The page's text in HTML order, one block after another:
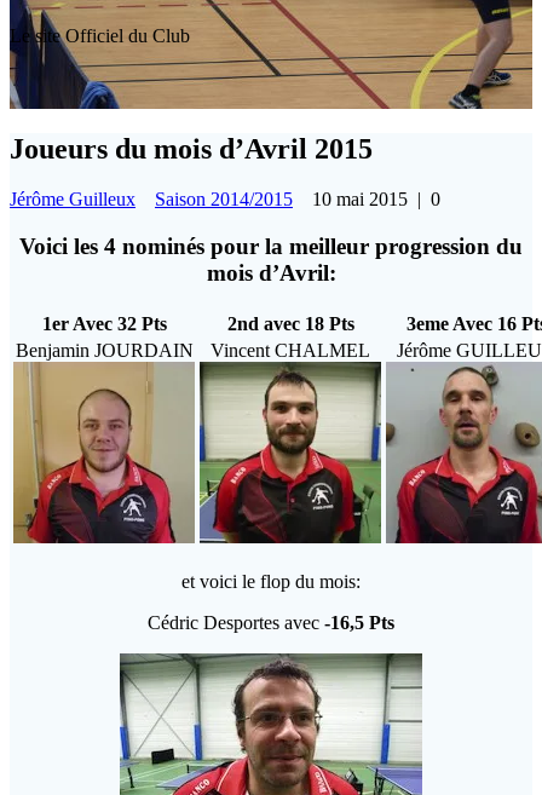
Le site Officiel du Club
Joueurs du mois d’Avril 2015
Jérôme Guilleux Saison 2014/2015 10 mai 2015 | 0
Voici les 4 nominés pour la meilleur progression du
mois d’Avril:
1er Avec 32 Pts 2nd avec 18 Pts
3eme Avec 16
Benjamin JOURDAIN
Vincent CHALMEL Jérôme
et voici le flop du mois:
Cédric Desportes avec -16,5 Pts